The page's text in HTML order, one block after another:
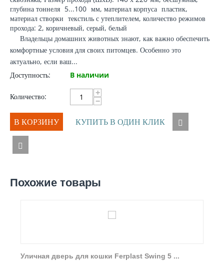
глубина тоннеля 5...100 мм, материал корпуса пластик,
материал створки текстиль с утеплителем, количество режимов
прохода: 2, коричневый, серый, белый
Владельцы домашних животных знают, как важно обеспечить
комфортные условия для своих питомцев. Особенно это
актуально, если ваш...
Доступность:
В наличии
Количество:
+
−
В КОРЗИНУ КУПИТЬ В ОДИН КЛИК
Похожие товары
Уличная дверь для кошки Ferplast Swing 5 ...